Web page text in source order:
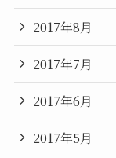
2017年8月
2017年7月
2017年6月
2017年5月